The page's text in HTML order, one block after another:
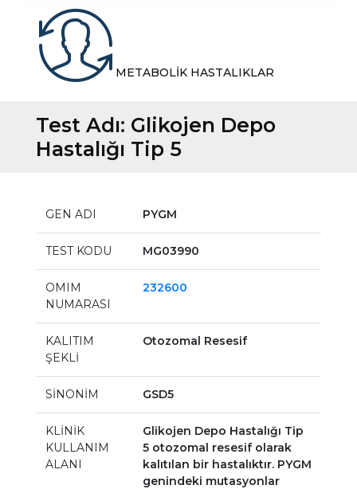
METABOLİK HASTALIKLAR
Test Adı: Glikojen Depo
Hastalığı Tip 5
GEN ADI PYGM
TEST KODU MG03990
OMIM
NUMARASI
232600
KALITIM
ŞEKLİ
Otozomal Resesif
SİNONİM GSD5
KLİNİK
KULLANIM
ALANI
Glikojen Depo Hastalığı Tip
5 otozomal resesif olarak
kalıtılan bir hastalıktır. PYGM
genindeki mutasyonlar